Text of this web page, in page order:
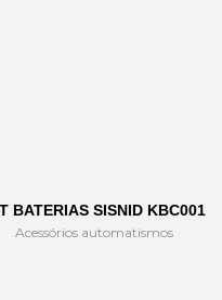
BATERIAS SISNID KBC001
Acessórios automatismos